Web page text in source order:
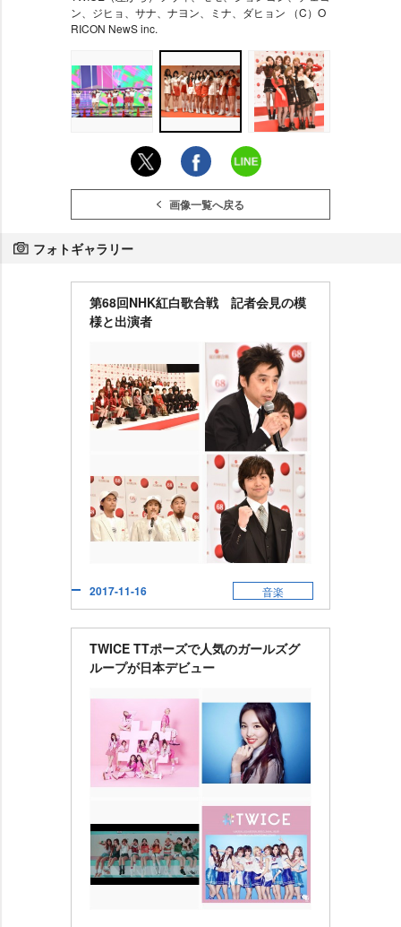
ン、ジヒョ、サナ、ナヨン、ミナ、ダヒョン （C）O
RICON NewS inc.
画像一覧へ戻る
フォトギャラリー
第68回NHK紅白歌合戦 記者会見の模
様と出演者
2017-11-16 音楽
TWICE TTポーズで人気のガールズグ
ループが日本デビュー